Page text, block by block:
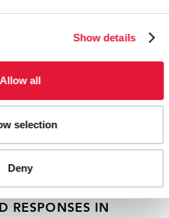
Show details
Allow all
selection
Deny
RESPONSES IN